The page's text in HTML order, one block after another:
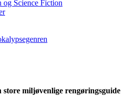
og Science Fiction
store miljøvenlige rengøringsguide